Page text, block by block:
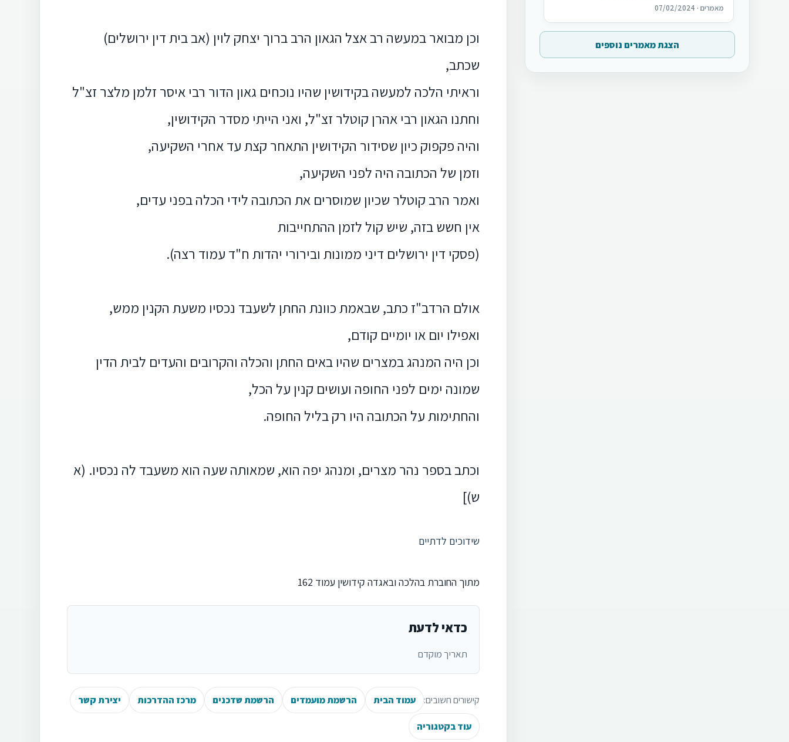
מאמרים · 07/02/2024
הצגת מאמרים נוספים
וכן מבואר במעשה רב אצל הגאון הרב ברוך יצחק לוין (אב בית דין ירושלים)
שכתב,
וראיתי הלכה למעשה בקידושין שהיו נוכחים גאון הדור רבי איסר זלמן מלצר זצ"ל
וחתנו הגאון רבי אהרן קוטלר זצ"ל, ואני הייתי מסדר הקידושין,
והיה פקפוק כיון שסידור הקידושין התאחר קצת עד אחרי השקיעה,
וזמן של הכתובה היה לפני השקיעה,
ואמר הרב קוטלר שכיון שמוסרים את הכתובה לידי הכלה בפני עדים,
אין חשש בזה, שיש קול לזמן ההתחייבות
(פסקי דין ירושלים דיני ממונות ובירורי יהדות ח"ד עמוד רצה).
אולם הרדב"ז כתב, שבאמת כוונת החתן לשעבד נכסיו משעת הקנין ממש,
ואפילו יום או יומיים קודם,
וכן היה המנהג במצרים שהיו באים החתן והכלה והקרובים והעדים לבית הדין
שמונה ימים לפני החופה ועושים קנין על הכל,
והחתימות על הכתובה היו רק בליל החופה.
וכתב בספר נהר מצרים, ומנהג יפה הוא, שמאותה שעה הוא משעבד לה נכסיו. (א
ש)]
שידוכים לדתיים
מתוך החוברת בהלכה ובאגדה קידושין עמוד 162
כדאי לדעת
תאריך מוקדם
קישורים חשובים: עמוד הבית הרשמת מועמדים הרשמת שדכנים מרכז ההדרכות יצירת קשר
עוד בקטגוריה